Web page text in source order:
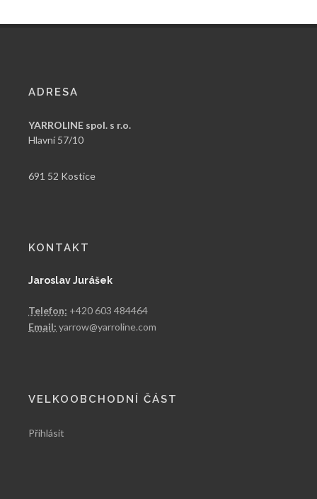
ADRESA
YARROLINE spol. s r.o.
Hlavní 57/10
691 52 Kostice
KONTAKT
Jaroslav Jurášek
Telefon: +420 603 484464
Email: yarrow@yarroline.com
VELKOOBCHODNÍ ČÁST
Přihlásit